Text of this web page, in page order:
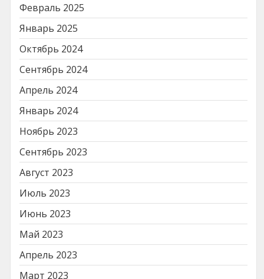
Февраль 2025
Январь 2025
Октябрь 2024
Сентябрь 2024
Апрель 2024
Январь 2024
Ноябрь 2023
Сентябрь 2023
Август 2023
Июль 2023
Июнь 2023
Май 2023
Апрель 2023
Март 2023